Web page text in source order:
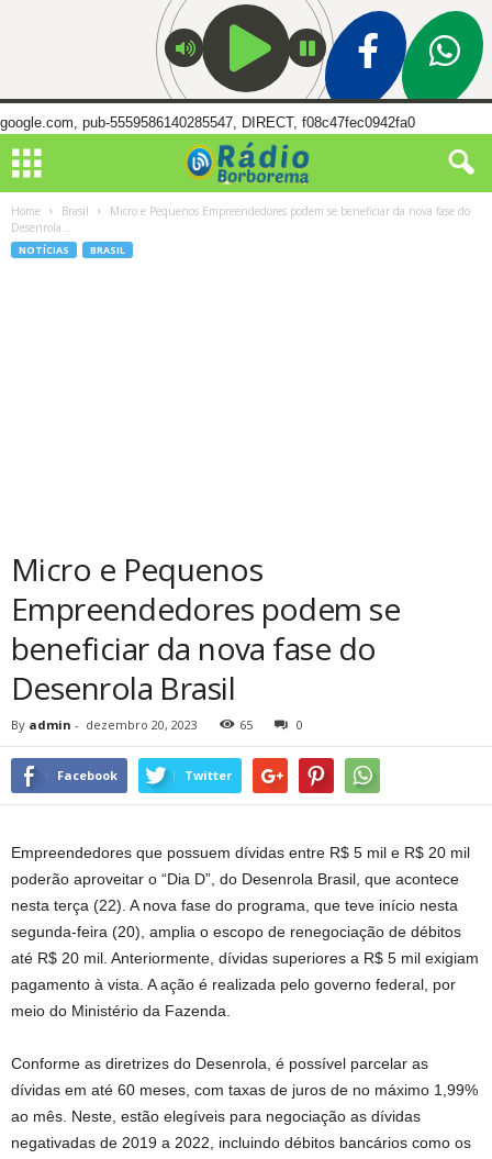
google.com, pub-5559586140285547, DIRECT, f08c47fec0942fa0
Home Brasil
Micro e Pequenos Empreendedores podem se beneficiar da nova fase do
Desenrola...
NOTÍCIAS BRASIL
Micro e Pequenos
Empreendedores podem se
beneficiar da nova fase do
Desenrola Brasil
By admin - dezembro 20, 2023 65 0
Facebook Twitter
Empreendedores que possuem dívidas entre R$ 5 mil e R$ 20 mil
poderão aproveitar o “Dia D”, do Desenrola Brasil, que acontece
nesta terça (22). A nova fase do programa, que teve início nesta
segunda-feira (20), amplia o escopo de renegociação de débitos
até R$ 20 mil. Anteriormente, dívidas superiores a R$ 5 mil exigiam
pagamento à vista. A ação é realizada pelo governo federal, por
meio do Ministério da Fazenda.
Conforme as diretrizes do Desenrola, é possível parcelar as
dívidas em até 60 meses, com taxas de juros de no máximo 1,99%
ao mês. Neste, estão elegíveis para negociação as dívidas
negativadas de 2019 a 2022, incluindo débitos bancários como os